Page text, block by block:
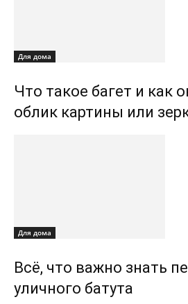
Для дома
Что такое багет и как
облик картины или
Для дома
Всё, что важно знать
уличного батута